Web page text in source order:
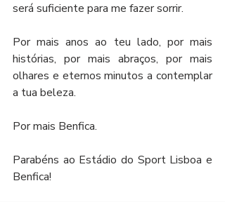
será suficiente para me fazer sorrir.
Por mais anos ao teu lado, por mais
histórias, por mais abraços, por mais
olhares e eternos minutos a contemplar
a tua beleza.
Por mais Benfica.
Parabéns ao Estádio do Sport Lisboa e
Benfica!